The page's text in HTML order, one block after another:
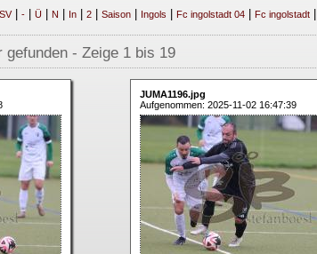
SV| -| Ü| N In| 2| Saison| Ingols Fc ingolstadt 04| Fc ingolstadt|
- Zeige 1 bis 19
JUMA1196.jpg
Aufgenommen: 2025-11-02 16:47:39